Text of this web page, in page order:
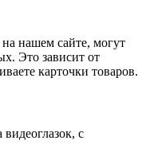
нашем сайте, могут
Это зависит от
карточки товаров.
с